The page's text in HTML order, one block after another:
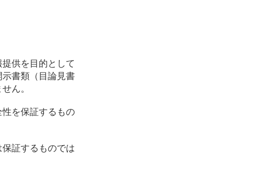
供を目的として
書類（目論見書
ん。
を保証するもの
証するものでは